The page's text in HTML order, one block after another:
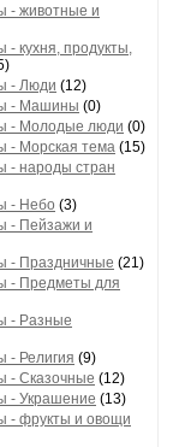
- животные и
кухня, продукты,
- Люди (12)
- Машины (0)
- Молодые люди (0)
- Морская тема (15)
- народы стран
- Небо (3)
- Пейзажи и
- Праздничные (21)
- Предметы для
- Разные
- Религия (9)
- Сказочные (12)
- Украшение (13)
- фрукты и овощи